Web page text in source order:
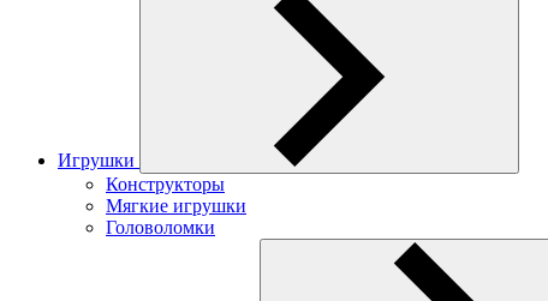
Игрушки
Конструкторы
Мягкие игрушки
Головоломки